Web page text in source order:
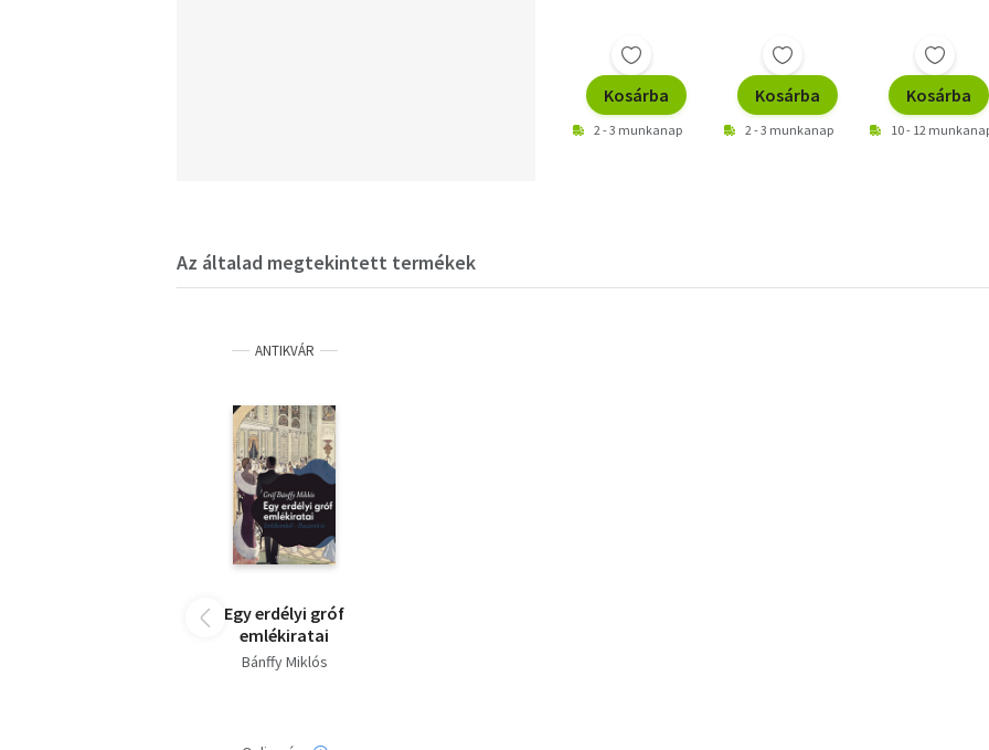
Kosárba
2 - 3 munkanap
Kosárba
2 - 3 munkanap
Kosárba
10 - 12
Az általad megtekintett termékek
ANTIKVÁR
Egy erdélyi gróf
emlékiratai
Bánffy Miklós